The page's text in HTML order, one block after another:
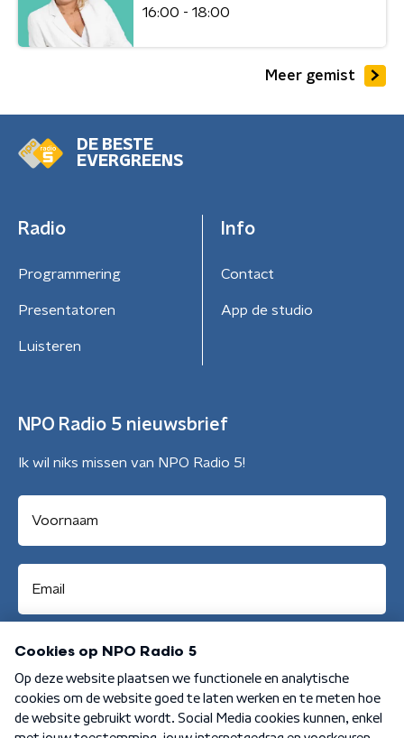
16:00 - 18:00
Meer gemist
DE BESTE
EVERGREENS
Radio
Programmering
Presentatoren
Luisteren
Info
Contact
App de studio
NPO Radio 5 nieuwsbrief
Ik wil niks missen van NPO Radio 5!
Aanmelden
Algemene voorwaarden